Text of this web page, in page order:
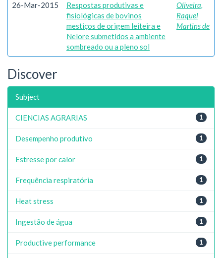
26-Mar-2015
Respostas produtivas e
fisiológicas de bovinos
mestiços de origem leiteira e
Nelore submetidos a ambiente
sombreado ou a pleno sol
Oliveira,
Raquel
Martins de
Discover
Subject
1
CIENCIAS AGRARIAS
1
Desempenho produtivo
1
Estresse por calor
1
Frequência respiratória
1
Heat stress
1
Ingestão de água
1
Productive performance